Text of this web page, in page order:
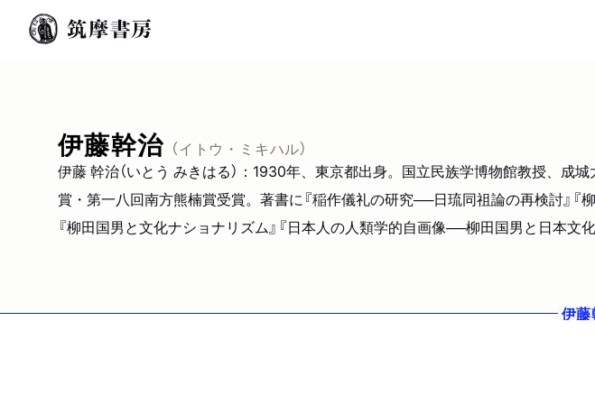
伊藤幹治 （イトウ・ミキハル）
伊藤 幹治（いとう みきはる）：1930年、東京都出身。国立民族学博物館教授、
賞・第一八回南方熊楠賞受賞。著書に『稲作儀礼の研究──日琉同祖論の再検討』『
『柳田国男と文化ナショナリズム』『日本人の人類学的自画像──柳田国男と日本文
伊